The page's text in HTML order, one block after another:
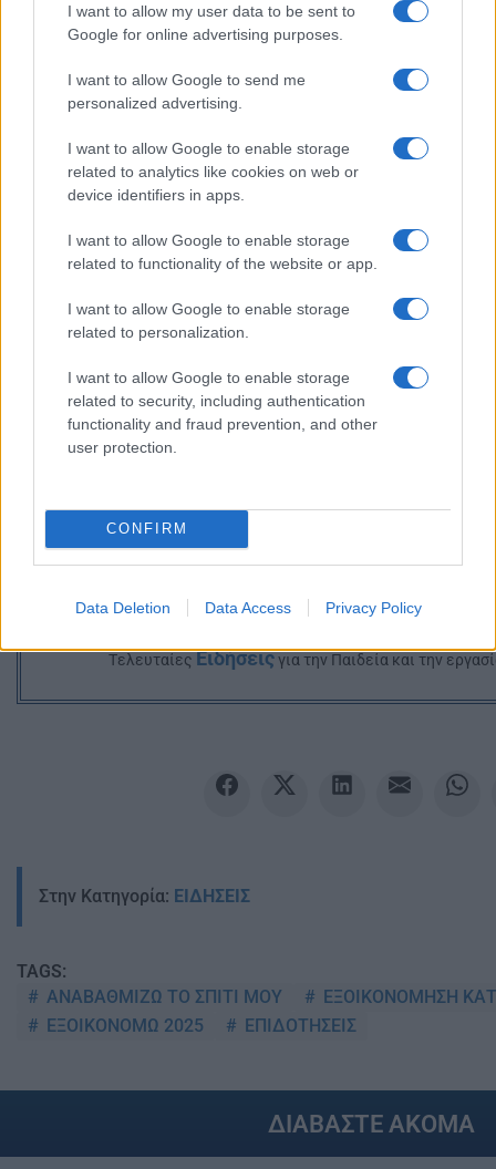
I want to allow my user data to be sent to
Google for online advertising purposes.
I want to allow Google to send me
personalized advertising.
I want to allow Google to enable storage
related to analytics like cookies on web or
device identifiers in apps.
I want to allow Google to enable storage
related to functionality of the website or app.
I want to allow Google to enable storage
related to personalization.
I want to allow Google to enable storage
related to security, including authentication
functionality and fraud prevention, and other
user protection.
CONFIRM
Data Deletion Data Access Privacy Policy
Οι ενδιαφερόμενοι για περισσότερες πληροφορίες
exoikonomo2025@prv.ypeka.gr
Ακολουθείστε το iPaideia.gr στο
Tελευταίες Ειδήσειςγια την Παιδεία και την
Στην Κατηγορία: ΕΙΔΗΣΕΙΣ
TAGS:
ΑΝΑΒΑΘΜΙΖΩ ΤΟ ΣΠΙΤΙ ΜΟΥ
ΕΞΟΙΚΟΝΟΜΗΣΗ
ΕΞΟΙΚΟΝΟΜΩ 2025
ΕΠΙΔΟΤΗΣΕΙΣ
ΔΙΑΒΑΣΤΕ ΑΚΟΜΑ